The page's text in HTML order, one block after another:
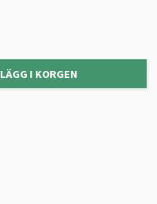
LÄGG I KORGEN